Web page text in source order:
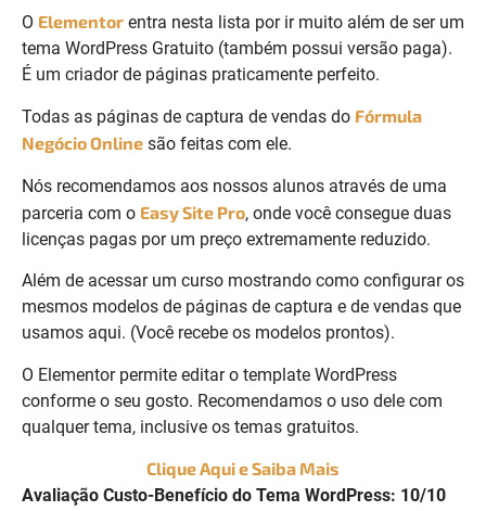
O Elementor entra nesta lista por ir muito além de ser um
tema WordPress Gratuito (também possui versão paga).
É um criador de páginas praticamente perfeito.
Todas as páginas de captura de vendas do Fórmula
Negócio Online são feitas com ele.
Nós recomendamos aos nossos alunos através de uma
parceria com o Easy Site Pro, onde você consegue duas
licenças pagas por um preço extremamente reduzido.
Além de acessar um curso mostrando como configurar os
mesmos modelos de páginas de captura e de vendas que
usamos aqui. (Você recebe os modelos prontos).
O Elementor permite editar o template WordPress
conforme o seu gosto. Recomendamos o uso dele com
qualquer tema, inclusive os temas gratuitos.
Clique Aqui e Saiba Mais
Avaliação Custo-Benefício do Tema WordPress: 10/10